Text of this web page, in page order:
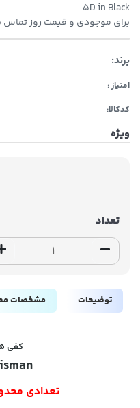
5D in Black
برای موجودی و قیمت روز تماس
برند:
امتیاز :
کدکالا:
ویژه
تعداد
توضیحات مشخصات
کفی ۵بعدی فابریک
تعدادی